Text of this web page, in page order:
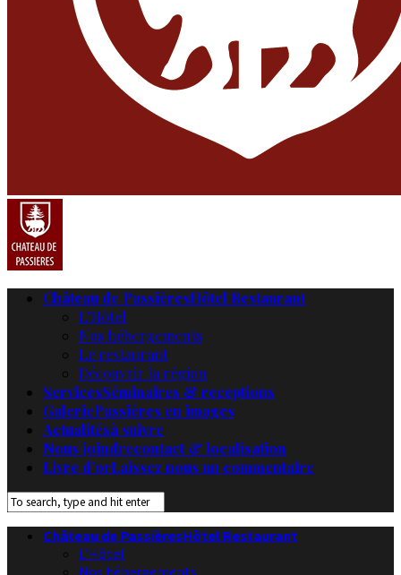
Château de PassièresHôtel Restaurant
L’Hôtel
Nos hébergements
Le restaurant
Découvrir la région
ServicesSéminaires & receptions
GaleriePassières en images
Actualitésà suivre
Nous joindrecontact & localisation
Livre d’orLaissez nous un commentaire
Château de PassièresHôtel Restaurant
L’Hôtel
Nos hébergements